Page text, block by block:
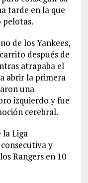
tarde en la que
pelotas.
de los Yankees,
después de
atrapaba el
abrir la primera
una
izquierdo y fue
cerebral.
la Liga
y
Rangers en 10